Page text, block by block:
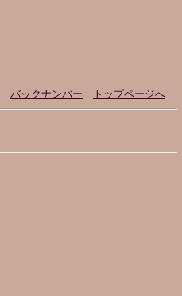
バックナンバー トップページへ